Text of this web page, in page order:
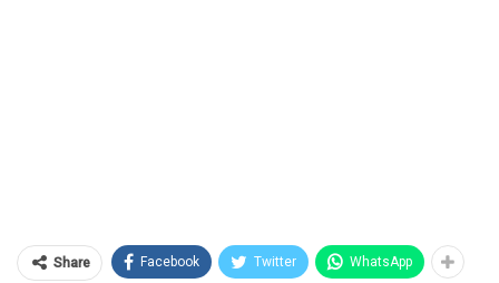
Share Facebook Twitter WhatsApp